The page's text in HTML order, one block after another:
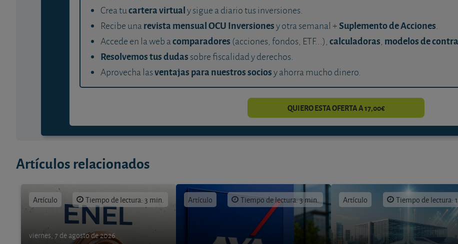
Crea tucartera virtualy sigue a diario tus inversiones.
Recibe unarevista mensual OCU Inversionesy otra semanal +Suplemento de Acciones.
Accede en la web acomparadores (acciones, fondos, ETF...), calculadoras, modelos de
Resolvemos tus dudas sobre fiscalidad y derechos.
Aprovecha lasventajas para nuestros sociosy ahorra mucho dinero.
QUIERO ESTA OFERTA A 17,00€
Artículos relacionados
Artículo Tiempo de lectura: 3 min.
viernes, 7 de agosto de 2026
Artículo Tiempo de lectura: 3 min. Artículo Tiempo de lectura: